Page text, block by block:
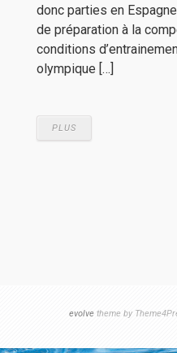
donc parties en
de préparation à la
conditions
olympique […]
PLUS
evolvetheme by